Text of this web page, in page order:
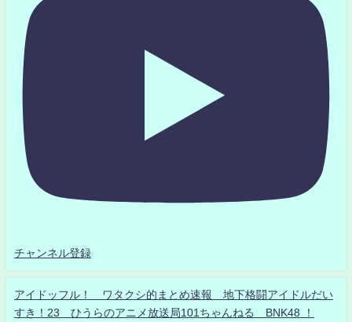
チャンネル登録
アイドッフル！ ワタクシ的まとめ速報 地下格闘アイドルだい
すき！23 ひうらのアニメ放送局101ちゃんねる BNK48 ！